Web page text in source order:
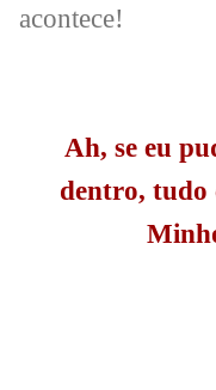
acontece!
Ah, se eu
dentro, tudo